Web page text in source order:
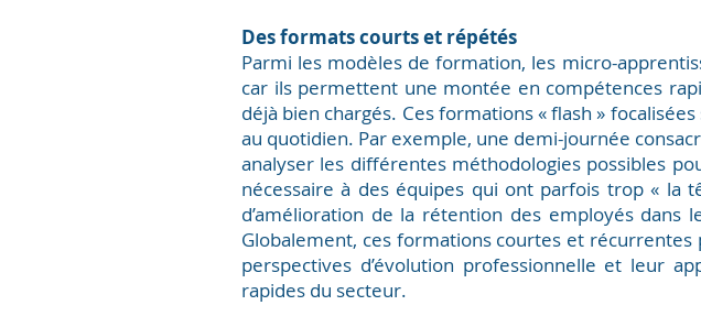
Des formats courts et répétés
Parmi les modèles de formation, les micro-
car ils permettent une montée en compétences
déjà bien chargés. Ces formations « flash »
au quotidien. Par exemple, une demi-journée
analyser les différentes méthodologies possibles
nécessaire à des équipes qui ont parfois trop « la
d’amélioration de la rétention des employés dans
Globalement, ces formations courtes et
perspectives d’évolution professionnelle​ et leur
rapides du secteur.